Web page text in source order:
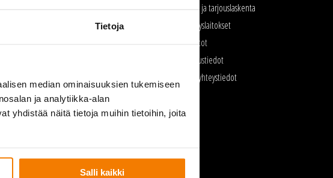
Tietoja
median ominaisuuksien tukemiseen
ja analytiikka-alan
yhdistää näitä tietoja muihin tietoihin, joita
Salli kaikki
Laatu ja ympäristö
Ilmoittajansuojelu
Myynti ja tarjouslaskenta
Kierrätyslaitokset
Toimistot
Laskutustiedot
Kaikki yhteystiedot